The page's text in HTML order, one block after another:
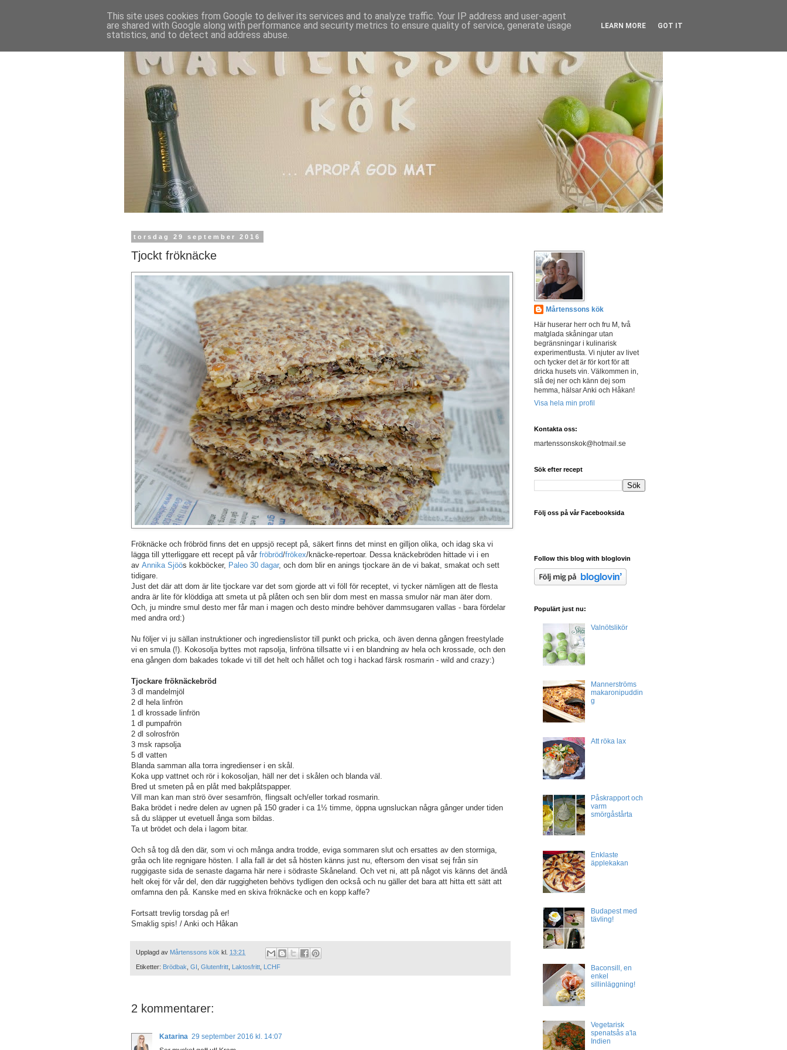
torsdag 29 september 2016
Tjockt fröknäcke
Fröknäcke och fröbröd finns det en uppsjö recept på, säkert finns det minst en gilljon olika, och idag ska vi
lägga till ytterliggare ett recept på vår fröbröd/frökex/knäcke-repertoar. Dessa knäckebröden hittade vi i en
av Annika Sjöös kokböcker, Paleo 30 dagar, och dom blir en anings tjockare än de vi bakat, smakat och sett
tidigare.
Just det där att dom är lite tjockare var det som gjorde att vi föll för receptet, vi tycker nämligen att de flesta
andra är lite för klöddiga att smeta ut på plåten och sen blir dom mest en massa smulor när man äter dom.
Och, ju mindre smul desto mer får man i magen och desto mindre behöver dammsugaren vallas - bara fördelar
med andra ord:)
Nu följer vi ju sällan instruktioner och ingredienslistor till punkt och pricka, och även denna gången freestylade
vi en smula (!). Kokosolja byttes mot rapsolja, linfröna tillsatte vi i en blandning av hela och krossade, och den
ena gången dom bakades tokade vi till det helt och hållet och tog i hackad färsk rosmarin - wild and crazy:)
Tjockare fröknäckebröd
3 dl mandelmjöl
2 dl hela linfrön
1 dl krossade linfrön
1 dl pumpafrön
2 dl solrosfrön
3 msk rapsolja
5 dl vatten
Blanda samman alla torra ingredienser i en skål.
Koka upp vattnet och rör i kokosoljan, häll ner det i skålen och blanda väl.
Bred ut smeten på en plåt med bakplåtspapper.
Vill man kan man strö över sesamfrön, flingsalt och/eller torkad rosmarin.
Baka brödet i nedre delen av ugnen på 150 grader i ca 1½ timme, öppna ugnsluckan några gånger under tiden
så du släpper ut evetuell ånga som bildas.
Ta ut brödet och dela i lagom bitar.
Och så tog då den där, som vi och många andra trodde, eviga sommaren slut och ersattes av den stormiga,
gråa och lite regnigare hösten. I alla fall är det så hösten känns just nu, eftersom den visat sej från sin
ruggigaste sida de senaste dagarna här nere i södraste Skåneland. Och vet ni, att på något vis känns det ändå
helt okej för vår del, den där ruggigheten behövs tydligen den också och nu gäller det bara att hitta ett sätt att
omfamna den på. Kanske med en skiva fröknäcke och en kopp kaffe?
Fortsatt trevlig torsdag på er!
Smaklig spis! / Anki och Håkan
Upplagd av Mårtenssons kök kl. 13:21
Etiketter: Brödbak GI Glutenfritt Laktosfritt LCHF
2 kommentarer:
Katarina 29 september 2016 kl. 14:07
Mårtenssons kök
Här huserar herr och fru M, två
matglada skåningar utan
begränsningar i kulinarisk
experimentlusta. Vi njuter av livet
och tycker det är för kort för att
dricka husets vin. Välkommen in,
slå dej ner och känn dej som
hemma, hälsar Anki och Håkan!
Visa hela min profil
Kontakta oss:
martenssonskok@hotmail.se
Sök efter recept
Följ oss på vår Facebooksida
Follow this blog with bloglovin
Populärt just nu:
Valnötslikör
Mannerströms
makaronipuddin
g
Att röka lax
Påskrapport och
varm
smörgåstårta
Enklaste
äpplekakan
Budapest med
tävling!
Baconsill, en
enkel
sillinläggning!
Vegetarisk
spenatsås a'la
Indien
This site uses cookies from Google to deliver its services and to analyze traffic. Your IP address and user-agent
are shared with Google along with performance and security metrics to ensure quality of service, generate usage
statistics, and to detect and address abuse.
LEARN MORE GOT IT